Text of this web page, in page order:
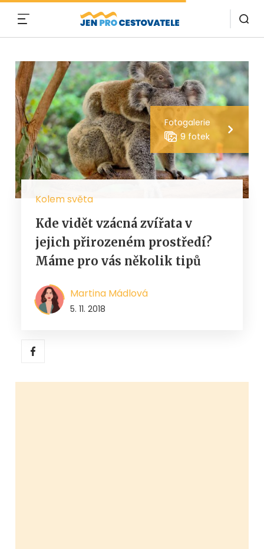
Fotogalerie
9 fotek
Kolem světa
Kde vidět vzácná zvířata v
jejich přirozeném prostředí?
Máme pro vás několik tipů
Martina Mádlová
5. 11. 2018